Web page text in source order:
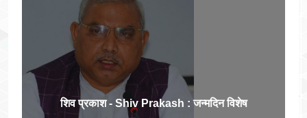
शिव प्रकाश - Shiv Prakash : जन्मदिन विशेष